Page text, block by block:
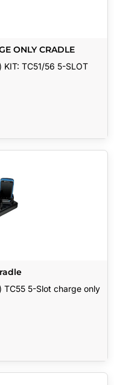
ONLY CRADLE
TC51/56 5-SLOT
TC55 5-Slot charge only